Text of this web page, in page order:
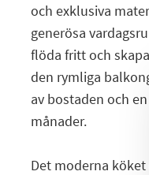
och exklusiva
generösa
flöda fritt och
den rymliga
av bostaden och
månader.
Det moderna